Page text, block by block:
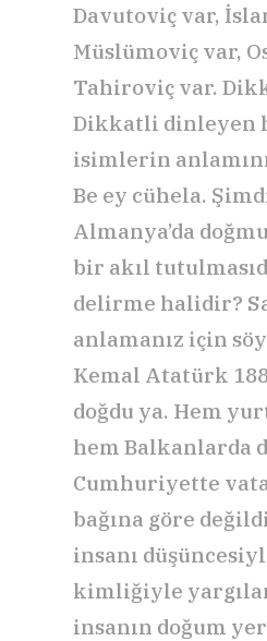
Davutoviç var,
Müslümoviç var,
Tahiroviç var.
Dikkatli dinleyen
isimlerin
Be ey cühela.
Almanya’da
bir akıl
delirme halidir?
anlamanız için
Kemal Atatürk
doğdu ya. Hem
hem Balkanlarda
Cumhuriyette
bağına göre
insanı
kimliğiyle
insanın doğum